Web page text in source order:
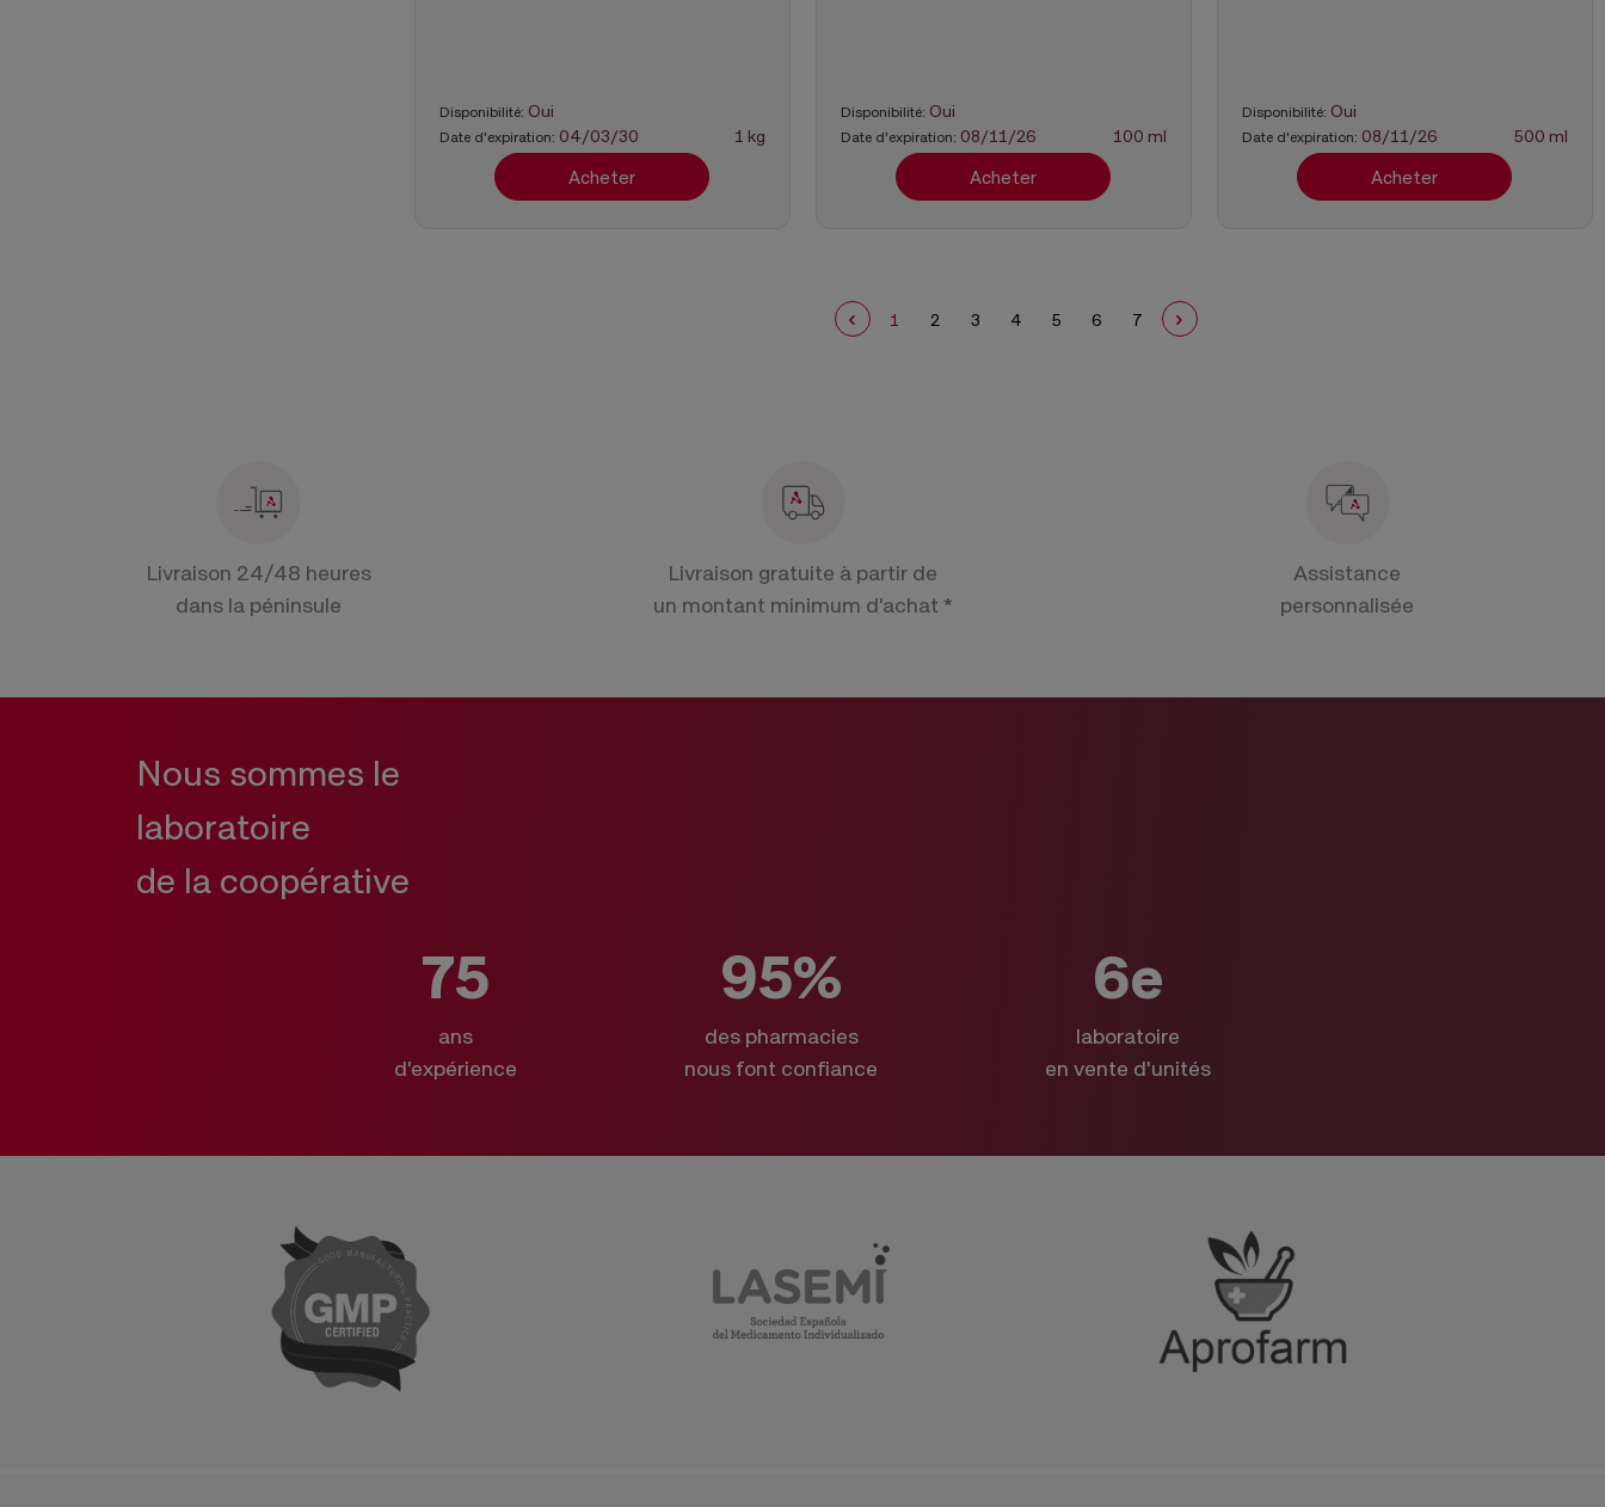
Disponibilité: Oui
Date d'expiration: 04/03/30 1 kg
Acheter
Disponibilité: Oui
Date d'expiration: 08/11/26 100 ml
Acheter
Disponibilité: Oui
Date d'expiration: 08/11/26 500 ml
Acheter
1 2 3 4 5 6 7
Livraison 24/48 heures
dans la péninsule
Livraison gratuite à partir de
un montant minimum d'achat *
Assistance
personnalisée
Nous sommes le
laboratoire
de la coopérative
75
ans
d'expérience
95%
des pharmacies
nous font confiance
6e
laboratoire
en vente d'unités